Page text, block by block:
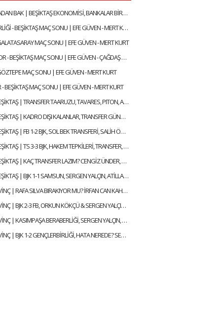
BİR DE BURADAN BAK | BEŞİKTAŞ EKONOMİSİ, BANKALAR BİRLİĞİ, DEVRE ARASI TRANSFERLERİ | GÖKHAN TİRYAKİ
GENÇLERBİRLİĞİ - BEŞİKTAŞ MAÇ SONU | EFE GÜVEN - MERT KURT
MAÇ SONU | EFE GÜVEN - MERT KURT
KOCAELİSPOR - BEŞİKTAŞ MAÇ SONU | EFE GÜVEN - ÇAĞDAŞ SEVİNÇ
MAÇ SONU | EFE GÜVEN - MERT KURT
- BEŞİKTAŞ MAÇ SONU | EFE GÜVEN - MERT KURT
GÜNDEM BEŞİKTAŞ | TRANSFER TAARUZU, TAVARES, PITON, AGBADOU, JORGENSEN, STROEYKENS | ÇAĞDAŞ SEVİNÇ
GÜNDEM BEŞİKTAŞ | KADRO DIŞI KALANLAR, TRANSFER GÜNDEMİ, AYRILACAK FUTBOLCULAR | ÇAĞDAŞ SEVİNÇ
GÜNDEM BEŞİKTAŞ | FB 1-2 BJK, SOL BEK TRANSFERİ, SALİH ÖZCAN, RASKIN, MERT GÜNOK | ÇAĞDAŞ SEVİNÇ
GÜNDEM BEŞİKTAŞ | TS 3-3 BJK, HAKEM TEPKİLERİ, TRANSFER, HADJAM, AGBADOU, RASKIN | ÇAĞDAŞ SEVİNÇ
GÜNDEM BEŞİKTAŞ | KAÇ TRANSFER LAZIM? CENGİZ ÜNDER, RAFA SILVA GELİŞMESİ, ABOUBAKAR | ÇAĞDAŞ SEVİNÇ
GÜNDEM BEŞİKTAŞ | BJK 1-1 SAMSUN, SERGEN YALÇIN, ATİLLA KARAOĞLAN, İLK 11 TERCİHLERİ | ÇAĞDAŞ SEVİNÇ
ÇAĞDAŞ SEVİNÇ | RAFA SILVA BIRAKIYOR MU? İRFAN CAN KAHVECİ TRANSFERİ, ERSİN, NECİP | GÜNDEM BEŞİKTAŞ
ÇAĞDAŞ SEVİNÇ | BJK 2-3 FB, ORKUN KÖKÇÜ & SERGEN YALÇIN, BJK YARIŞTAN KOPTU MU? | GÜNDEM BEŞİKTAŞ
ÇAĞDAŞ SEVİNÇ | KASIMPAŞA BERABERLİĞİ, SERGEN YALÇIN, RAFA SILVA, MERT GÜNOK | GÜNDEM BEŞİKTAŞ
ÇAĞDAŞ SEVİNÇ | BJK 1-2 GENÇLERBİRLİĞİ, HATA NEREDE? SERGEN YALÇIN, YENİ KAPTANLAR | GÜNDEM BEŞİKTAŞ